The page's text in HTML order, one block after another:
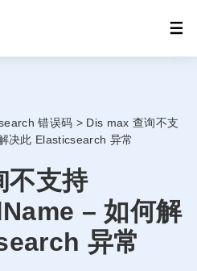
错误码 > Dis max 查询不支
决此 Elasticsearch 异常
不支持
– 如何解
异常